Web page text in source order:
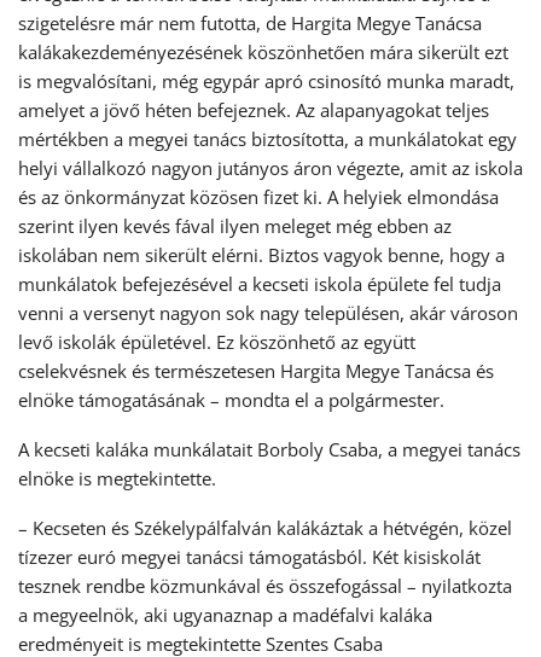
szigetelésre már nem futotta, de Hargita Megye Tanácsa
kalákakezdeményezésének köszönhetően mára sikerült ezt
is megvalósítani, még egypár apró csinosító munka maradt,
amelyet a jövő héten befejeznek. Az alapanyagokat teljes
mértékben a megyei tanács biztosította, a munkálatokat egy
helyi vállalkozó nagyon jutányos áron végezte, amit az iskola
és az önkormányzat közösen fizet ki. A helyiek elmondása
szerint ilyen kevés fával ilyen meleget még ebben az
iskolában nem sikerült elérni. Biztos vagyok benne, hogy a
munkálatok befejezésével a kecseti iskola épülete fel tudja
venni a versenyt nagyon sok nagy településen, akár városon
levő iskolák épületével. Ez köszönhető az együtt
cselekvésnek és természetesen Hargita Megye Tanácsa és
elnöke támogatásának – mondta el a polgármester.
A kecseti kaláka munkálatait Borboly Csaba, a megyei tanács
elnöke is megtekintette.
– Kecseten és Székelypálfalván kalákáztak a hétvégén, közel
tízezer euró megyei tanácsi támogatásból. Két kisiskolát
tesznek rendbe közmunkával és összefogással – nyilatkozta
a megyeelnök, aki ugyanaznap a madéfalvi kaláka
eredményeit is megtekintette Szentes Csaba